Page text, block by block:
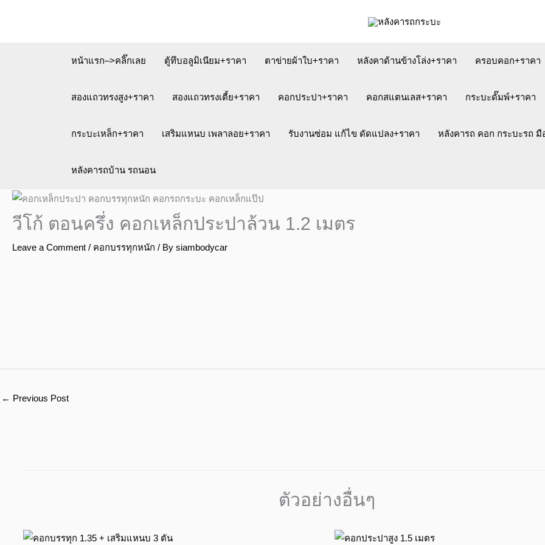
หน้าแรก–>คลิ๊กเลย
ตู้ทึบอลูมิเนียม+ราคา ตาข่ายผ้าใบ+ราคา หลังคาด้านข้างโล่ง+ราคา ครอบคอก+ราคา
สองแถวทรงสูง+ราคา สองแถวทรงเตี้ย+ราคา คอกประปา+ราคา คอกสแตนเลส+ราคา กระบะดั๊มพ์+ราคา
กระบะเหล็ก+ราคา เสริมแหนบ เพลาลอย+ราคา รับงานซ่อม แก้ไข ดัดแปลง+ราคา หลังคารถ คอก กระบะรถ มื
หลังคารถบ้าน รถนอน
วีโก้ ตอนครึ่ง คอกเหล็กประปาล้วน 1.2 เมตร
Leave a Comment / คอกบรรทุกหนัก / By siambodycar
← Previous Post
ตัวอย่างอื่นๆ